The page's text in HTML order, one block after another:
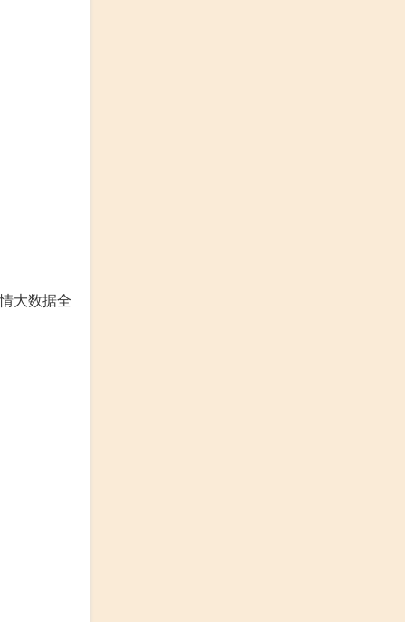
大数据全